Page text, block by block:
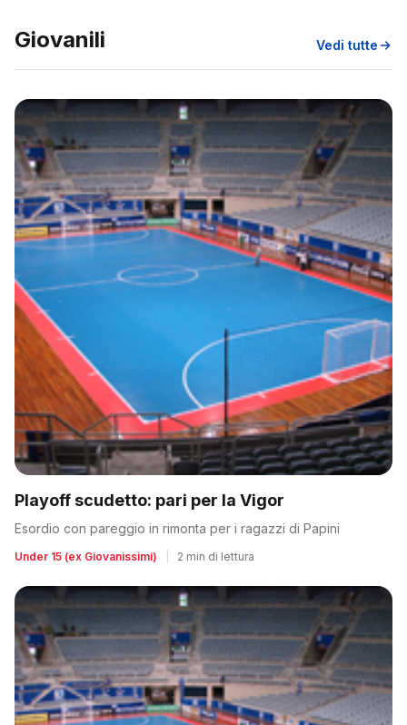
Giovanili Vedi tutte
Playoff scudetto: pari per la Vigor
Esordio con pareggio in rimonta per i ragazzi di Papini
Under 15 (ex Giovanissimi) 2 min di lettura